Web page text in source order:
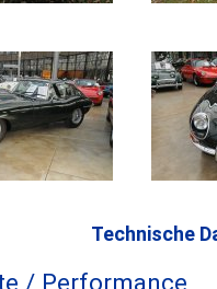
Technische
/ Performance